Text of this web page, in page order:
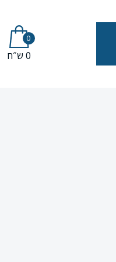
0
0 ש״ח